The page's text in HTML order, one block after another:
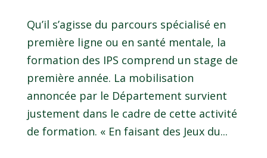
Qu’il s’agisse du parcours spécialisé en
première ligne ou en santé mentale, la
formation des IPS comprend un stage de
première année. La mobilisation
annoncée par le Département survient
justement dans le cadre de cette activité
de formation. « En faisant des Jeux du...